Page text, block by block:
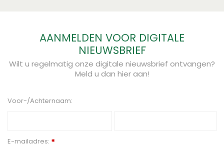
AANMELDEN VOOR DIGITALE
NIEUWSBRIEF
Wilt u regelmatig onze digitale nieuwsbrief ontvangen?
Meld u dan hier aan!
Voor-/Achternaam:
E-mailadres: *